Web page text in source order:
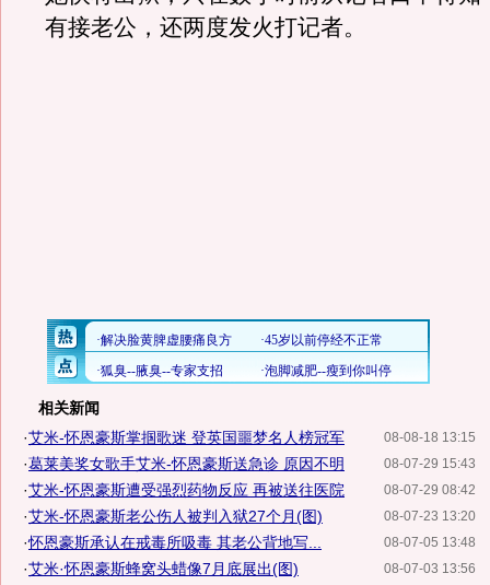
有接老公，还两度发火打记者。
相关新闻
08-08-18 13:15
·艾米-怀恩豪斯掌掴歌迷 登英国噩梦名人榜冠军
08-07-29 15:43
·葛莱美奖女歌手艾米-怀恩豪斯送急诊 原因不明
08-07-29 08:42
·艾米-怀恩豪斯遭受强烈药物反应 再被送往医院
08-07-23 13:20
·艾米-怀恩豪斯老公伤人被判入狱27个月(图)
08-07-05 13:48
·怀恩豪斯承认在戒毒所吸毒 其老公背地写...
08-07-03 13:56
·艾米·怀恩豪斯蜂窝头蜡像7月底展出(图)